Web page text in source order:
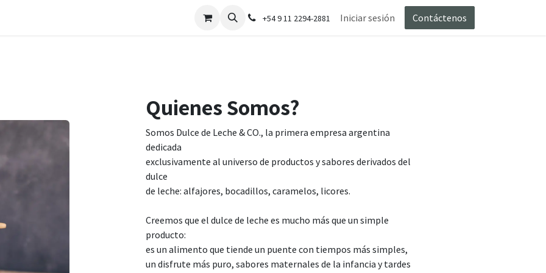
Experiencia Dulce de Leche & Co Contacto Arrepentimiento
+54 9 11 2294-2881 Iniciar sesión Contáctenos
Quienes Somos?
Somos Dulce de Leche & CO., la primera empresa argentina
dedicada
exclusivamente al universo de productos y sabores derivados del
dulce
de leche: alfajores, bocadillos, caramelos, licores.
Creemos que el dulce de leche es mucho más que un simple
producto:
es un alimento que tiende un puente con tiempos más simples,
un disfrute más puro, sabores maternales de la infancia y tardes